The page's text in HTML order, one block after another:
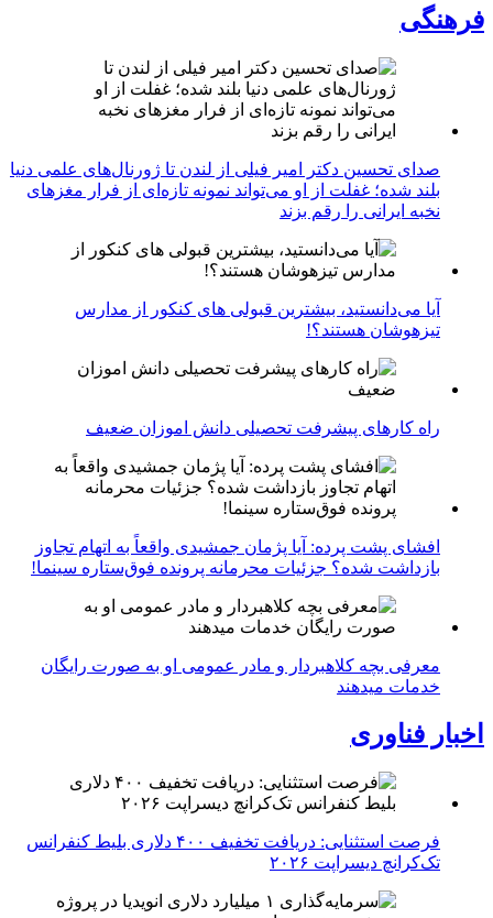
فرهنگی
صدای تحسین دکتر امیر فیلی از لندن تا ژورنال‌های علمی دنیا
بلند شده؛ غفلت از او می‌تواند نمونه تازه‌ای از فرار مغزهای
نخبه ایرانی را رقم بزند
آیا می‌دانستید، بیشترین قبولی های کنکور از مدارس
تیزهوشان هستند؟!
راه کارهای پیشرفت تحصیلی دانش اموزان ضعیف
افشای پشت پرده: آیا پژمان جمشیدی واقعاً به اتهام تجاوز
بازداشت شده؟ جزئیات محرمانه پرونده فوق‌ستاره سینما!
معرفی بچه کلاهبردار و مادر عمومی او به صورت رایگان
خدمات میدهند
اخبار فناوری
فرصت استثنایی: دریافت تخفیف ۴۰۰ دلاری بلیط کنفرانس
تک‌کرانچ دیسراپت ۲۰۲۶